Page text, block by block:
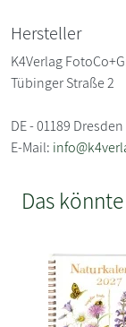
Hersteller
K4Verlag
Tübinger Straße 2
DE - 01189 Dresden
E-Mail:
Das